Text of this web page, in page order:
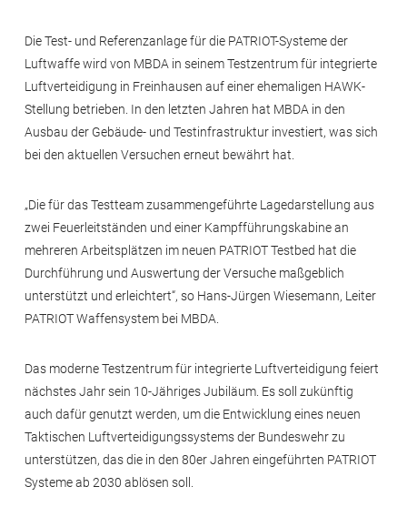
Die Test- und Referenzanlage für die PATRIOT-Systeme der
Luftwaffe wird von MBDA in seinem Testzentrum für integrierte
Luftverteidigung in Freinhausen auf einer ehemaligen HAWK-
Stellung betrieben. In den letzten Jahren hat MBDA in den
Ausbau der Gebäude- und Testinfrastruktur investiert, was sich
bei den aktuellen Versuchen erneut bewährt hat.
„Die für das Testteam zusammengeführte Lagedarstellung aus
zwei Feuerleitständen und einer Kampfführungskabine an
mehreren Arbeitsplätzen im neuen PATRIOT Testbed hat die
Durchführung und Auswertung der Versuche maßgeblich
unterstützt und erleichtert“, so Hans-Jürgen Wiesemann, Leiter
PATRIOT Waffensystem bei MBDA.
Das moderne Testzentrum für integrierte Luftverteidigung feiert
nächstes Jahr sein 10-Jähriges Jubiläum. Es soll zukünftig
auch dafür genutzt werden, um die Entwicklung eines neuen
Taktischen Luftverteidigungssystems der Bundeswehr zu
unterstützen, das die in den 80er Jahren eingeführten PATRIOT
Systeme ab 2030 ablösen soll.